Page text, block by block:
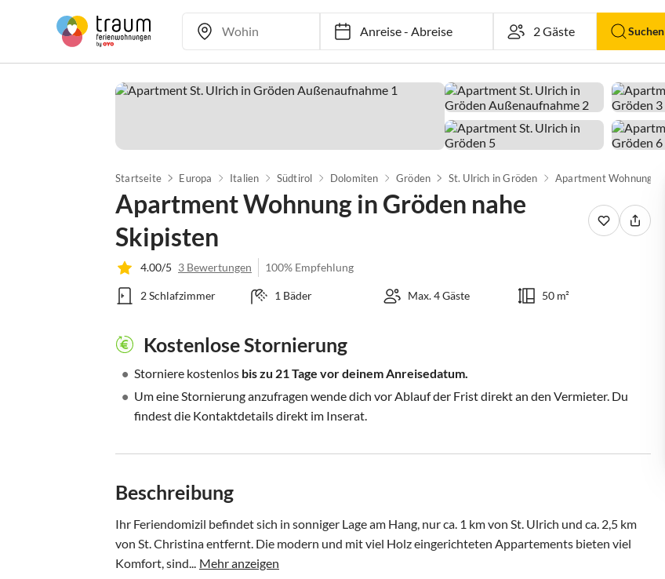
Anreise-Abreise Suchen
Startseite Europa Italien Südtirol Dolomiten Gröden St. Ulrich in Gröden
Apartment Wohnung in Gröden nahe
Skipisten
4.00/5 3 Bewertungen 100% Empfehlung
2 Schlafzimmer 1 Bäder Max. 4 Gäste 50 m²
Kostenlose Stornierung
• Storniere kostenlos bis zu 21 Tage vor deinem Anreisedatum.
• Um eine Stornierung anzufragen wende dich vor Ablauf der Frist direkt an den Vermieter. Du
findest die Kontaktdetails direkt im Inserat.
Beschreibung
Ihr Feriendomizil befindet sich in sonniger Lage am Hang, nur ca. 1 km von St. Ulrich und ca. 2,5 km
von St. Christina entfernt. Die modern und mit viel Holz eingerichteten Appartements bieten viel
Komfort, sind... Mehr anzeigen